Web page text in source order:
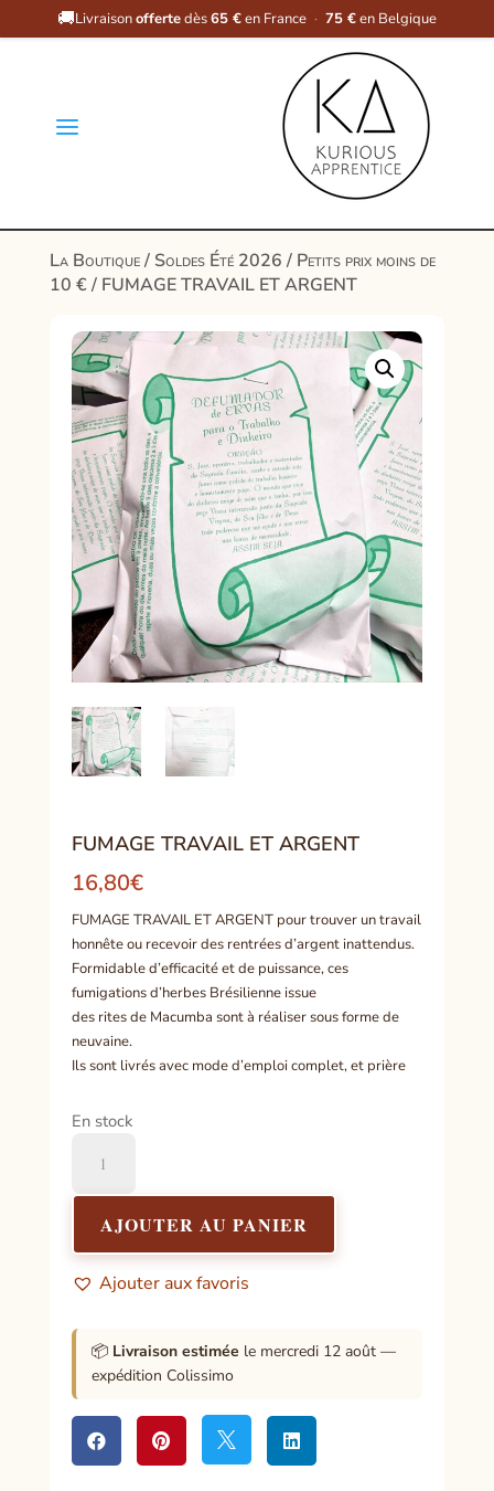
🚚Livraisonoffertedès65 €en France · 75 €en Belgique
a
La Boutique/ Soldes Été 2026/ Petits prix moins de
10 €/ FUMAGE TRAVAIL ET ARGENT
FUMAGE TRAVAIL ET ARGENT
16,80€
FUMAGE TRAVAIL ET ARGENT pour trouver un travail
honnête ou recevoir des rentrées d’argent inattendus.
Formidable d’efficacité et de puissance, ces
fumigations d’herbes Brésilienne issue
des rites de Macumba sont à réaliser sous forme de
neuvaine.
Ils sont livrés avec mode d’emploi complet, et prière
En stock
FUMAGE
TRAVAIL
ARGENT
AJOUTER AU PANIER
Ajouter aux favoris
📦 Livraison estimée le mercredi 12 août —
expédition Colissimo
   